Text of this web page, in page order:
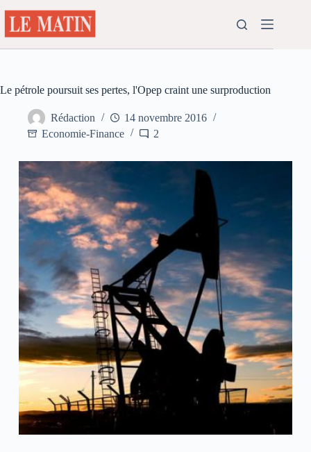
au
contenu
Le pétrole poursuit ses pertes, l'Opep craint une surproduction
Rédaction
14 novembre 2016
Economie-Finance
2